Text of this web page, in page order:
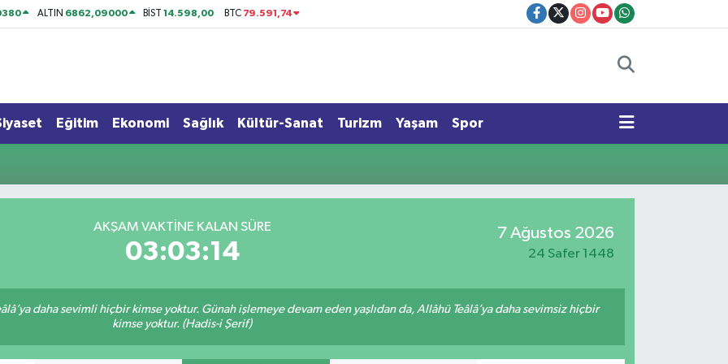
ALTIN 6862,09000 BİST14.598,00 BTC 79.591,74
Eğitim Ekonomi Sağlık Kültür-Sanat Turizm Yaşam Spor
AKŞAM VAKTİNE KALAN SÜRE
03:03:14
7 Ağustos 2026
24 Safer 1448
daha sevimli hiçbir kimse yoktur. Günah işlemeye devam eden yaşlıdan da, Allâhü Teâlâ’ya daha sevimsiz hiçbir
kimse yoktur. (Hadis-i Şerif)